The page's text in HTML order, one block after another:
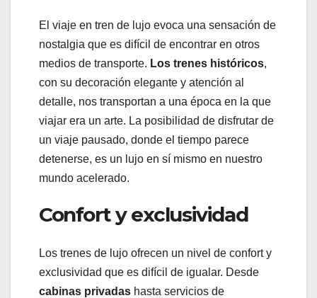
El viaje en tren de lujo evoca una sensación de
nostalgia que es difícil de encontrar en otros
medios de transporte. Los trenes históricos,
con su decoración elegante y atención al
detalle, nos transportan a una época en la que
viajar era un arte. La posibilidad de disfrutar de
un viaje pausado, donde el tiempo parece
detenerse, es un lujo en sí mismo en nuestro
mundo acelerado.
Confort y exclusividad
Los trenes de lujo ofrecen un nivel de confort y
exclusividad que es difícil de igualar. Desde
cabinas privadas hasta servicios de